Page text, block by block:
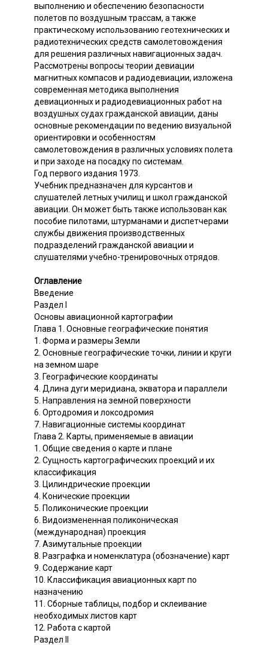
выполнению и обеспечению безопасности
полетов по воздушным трассам, а также
практическому использованию геотехнических и
радиотехнических средств самолетовождения
для решения различных навигационных задач.
Рассмотрены вопросы теории девиации
магнитных компасов и радиодевиации, изложена
современная методика выполнения
девиационных и радиодевиационных работ на
воздушных судах гражданской авиации, даны
основные рекомендации по ведению визуальной
ориентировки и особенностям
самолетовождения в различных условиях полета
и при заходе на посадку по системам.
Год первого издания 1973.
Учебник предназначен для курсантов и
слушателей летных училищ и школ гражданской
авиации. Он может быть также использован как
пособие пилотами, штурманами и диспетчерами
службы движения производственных
подразделений гражданской авиации и
слушателями учебно-тренировочных отрядов.
Оглавление
Введение
Раздел I
Основы авиационной картографии
Глава 1. Основные географические понятия
1. Форма и размеры Земли
2. Основные географические точки, линии и круги
на земном шаре
3. Географические координаты
4. Длина дуги меридиана, экватора и параллели
5. Направления на земной поверхности
6. Ортодромия и локсодромия
7. Навигационные системы координат
Глава 2. Карты, применяемые в авиации
1. Общие сведения о карте и плане
2. Сущность картографических проекций и их
классификация
3. Цилиндрические проекции
4. Конические проекции
5. Поликонические проекции
6. Видоизмененная поликоническая
(международная) проекция
7. Азимутальные проекции
8. Разграфка и номенклатура (обозначение) карт
9. Содержание карт
10. Классификация авиационных карт по
назначению
11. Сборные таблицы, подбор и склеивание
необходимых листов карт
12. Работа с картой
Раздел II